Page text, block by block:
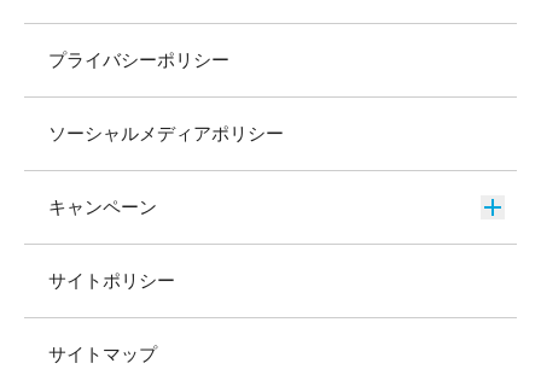
プライバシーポリシー
ソーシャルメディアポリシー
キャンペーン
サイトポリシー
サイトマップ